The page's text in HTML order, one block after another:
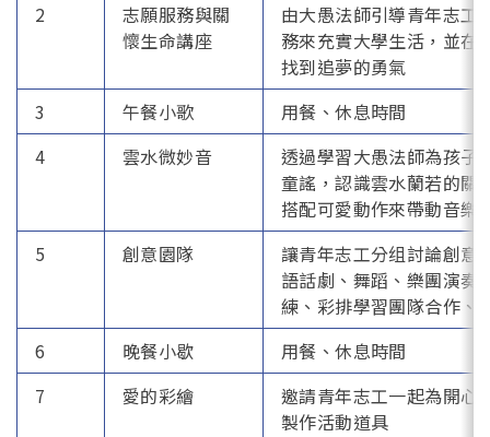
2
志願服務與關
懷生命講座
由大愚法師引導青年志工
務來充實大學生活，並在
找到追夢的勇氣
3
午餐小歌
用餐、休息時間
4
雲水微妙音
透過學習大愚法師為孩子
童謠，認識雲水蘭若的關
搭配可愛動作來帶動音樂
5
創意園隊
讓青年志工分组討論創意
語話劇、舞蹈、樂團演奏
練、彩排學習團隊合作、
6
晚餐小歇
用餐、休息時間
7
愛的彩繪
邀請青年志工一起為開心
製作活動道具